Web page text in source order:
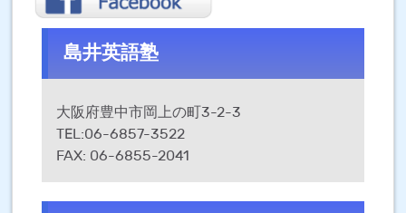
島井英語塾
大阪府豊中市岡上の町3-2-3
TEL:06-6857-3522
FAX: 06-6855-2041